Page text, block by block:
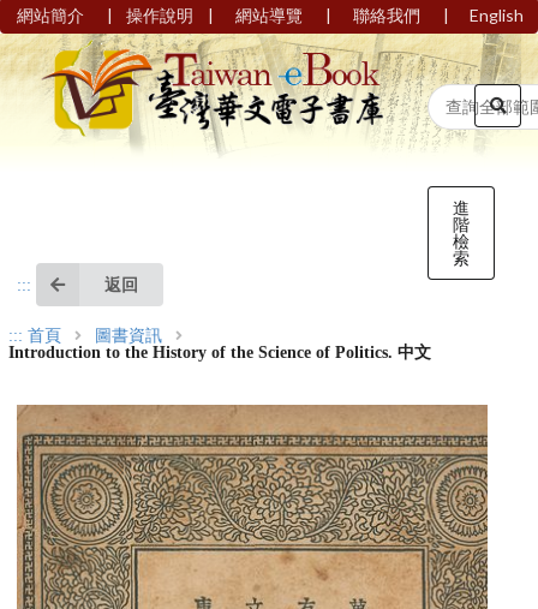
網站簡介 | 操作說明 | 網站導覽 | 聯絡我們 | English
進
階
檢
索
::: 返回
::: 首頁
圖書資訊
Introduction to the History of the Science of Politics. 中文